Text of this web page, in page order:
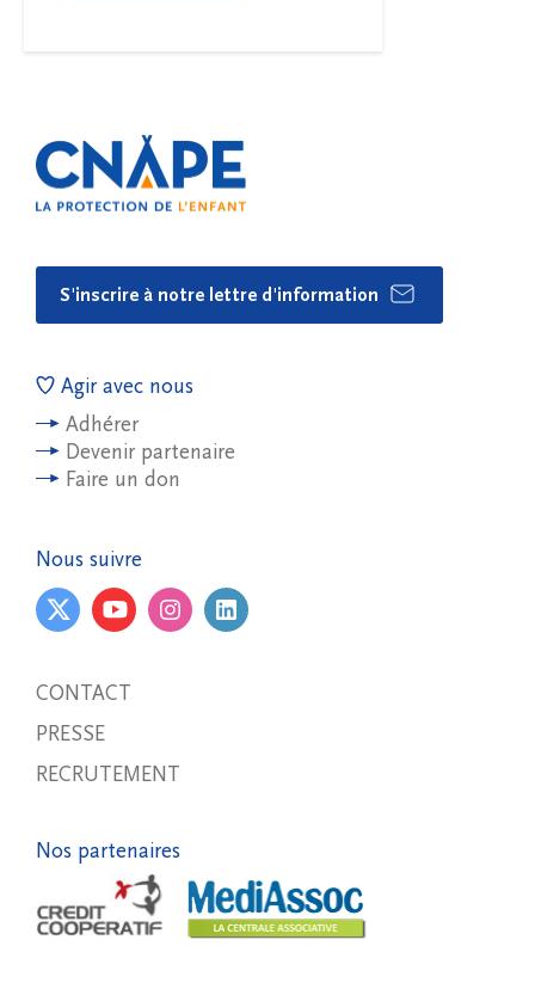
S'inscrire à notre lettre d'information
Agir avec nous
Adhérer
Devenir partenaire
Faire un don
Nous suivre
CONTACT
PRESSE
RECRUTEMENT
Nos partenaires